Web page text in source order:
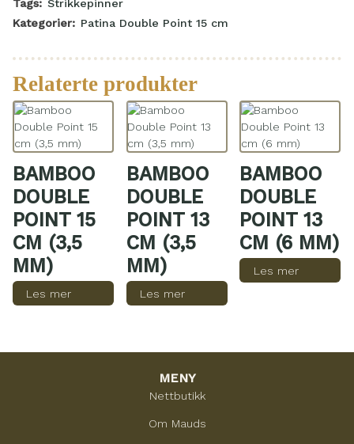
Tags: Strikkepinner
Kategorier: Patina Double Point 15 cm
Relaterte produkter
BAMBOO
DOUBLE
POINT 15
CM (3,5
MM)
Les mer
BAMBOO
DOUBLE
POINT 13
CM (3,5
MM)
Les mer
BAMBOO
DOUBLE
POINT 13
CM (6 MM)
Les mer
MENY
Nettbutikk
Om Mauds